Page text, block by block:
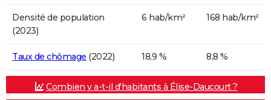
Densité de population
(2023)
6 hab/km² 168 hab/km²
Taux de chômage (2022) 18,9 % 8,8 %
Combien y a-t-il d'habitants à Élise-Daucourt ?